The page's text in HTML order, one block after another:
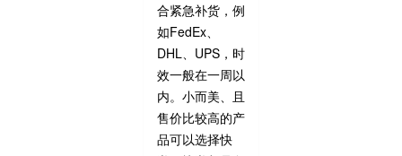
合紧急补货，例
如FedEx、
DHL、UPS，时
效一般在一周以
内。小而美、且
售价比较高的产
品可以选择快